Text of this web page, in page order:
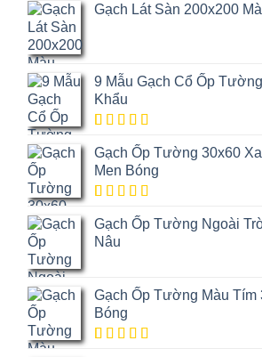
Gạch Lát Sàn 200x200
9 Mẫu Gạch Cổ Ốp
Khẩu
trên
5 dựa trên
đánh giá
Gạch Ốp Tường 30x60
Men Bóng
trên
5 dựa trên
đánh giá
Gạch Ốp Tường Ngoài
Nâu
Gạch Ốp Tường Màu Tím
Bóng